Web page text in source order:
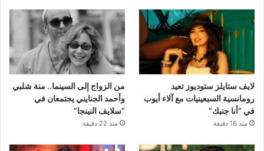
لايف ستايلز ستوديوز تعيد
رومانسية السبعينيات مع آلاء أيوب
في “أنا جنبك”
منذ 16 دقيقة
من الزواج إلى السينما.. منة شلبي
وأحمد الجنايني يجتمعان في
“سلايف النينجا”
منذ 22 دقيقة